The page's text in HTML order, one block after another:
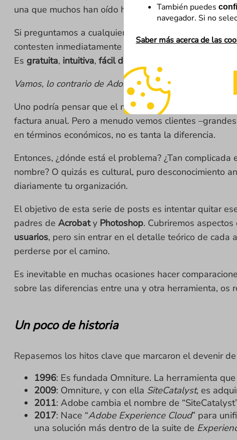
También puedes
navegador. Si no
Saber más acerca de las
una que muchos han oído hablar pero pocos han
Si preguntamos a cualquier persona que se dedique
contesten inmediatamente conGoogle Analytics, lo
Es gratuita, intuitiva, fácil de empezar a utilizar
Vamos, lo contrario de Adobe Analytics.
Uno podría pensar que el motivo por que es mucho
factura anual. Pero a menudo vemos clientes
en términos económicos, no es tanta la diferencia.
Entonces, ¿dónde está el problema? ¿Tan
nombre? O quizás es cultural, puro desconocimiento
diariamente tu organización.
El objetivo de esta serie de posts es intentar quitar
padres de Acrobaty Photoshop. Cubriremos
usuarios, pero sin entrar en el detalle teórico de cada
perderse por el camino.
Es inevitable en muchas ocasiones hacer
sobre las diferencias entre una y otra herramienta, os
Un poco de historia
Repasemos los hitos clave que marcaron el devenir
1996: Es fundada Omniture. La herramienta
2009: Omniture, y con ella SiteCatalyst, es
2011: Adobe cambia el nombre de
2017: Nace “Adobe Experience Cloud” para
una solución más dentro de la suite de